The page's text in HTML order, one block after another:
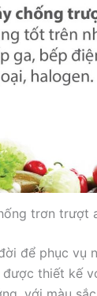
trơn trượt
để phục vụ
thiết kế